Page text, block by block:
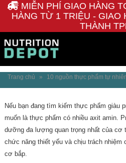
MIỄN PHÍ GIAO HÀNG
HÀNG TỪ 1 TRIỆU - GIAO
THÀNH
Trang chủ » 10 nguồn thực phẩm tự
Nếu bạn đang tìm kiếm thực phẩm giàu
muốn là thực phẩm có nhiều axit amin.
dưỡng đa lượng quan trọng nhất của cơ
chức năng thiết yếu và chịu trách
cơ bắp.